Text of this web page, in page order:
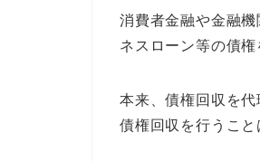
消費者金融や金融
ネスローン等の債
本来、債権回収を
債権回収を行うこと